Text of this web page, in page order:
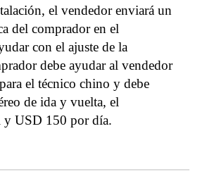
el vendedor enviará un
del comprador en el
con el ajuste de la
debe ayudar al vendedor
el técnico chino y debe
de ida y vuelta, el
y USD 1 50 por día.